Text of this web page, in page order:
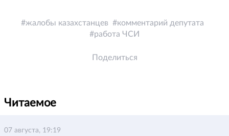
жалобы казахстанцев
комментарий депутата
работа ЧСИ
Поделиться
Читаемое
07 августа, 19:19